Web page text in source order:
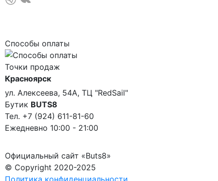
Способы оплаты
Точки продаж
Красноярск
ул. Алексеева, 54А, ТЦ "RedSail"
Бутик BUTS8
Тел. +7 (924) 611-81-60
Ежедневно 10:00 - 21:00
Официальный сайт «Buts8»
© Copyright 2020-2025